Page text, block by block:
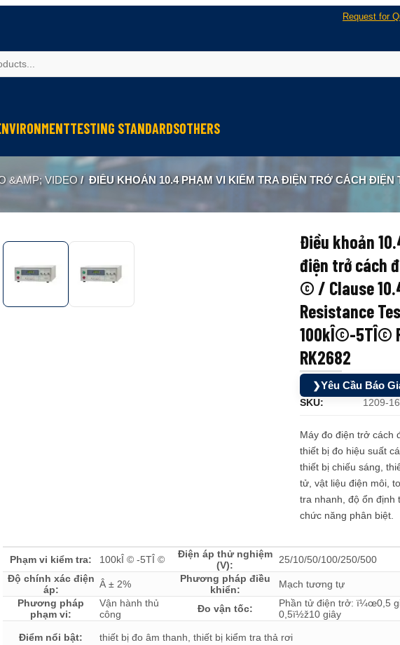
Request for
Weather Testing
Climate & Environment Chamber
Sound & Vibration
TESTING STANDARDS
IEC Testing
Fire Resistance Testing
Sound & Vibration
OTHERS
Cable Testing
Geometry Measurement
Optical Instruments
Ultrasonic Measurement
&AMP; VIDEO / ĐIỀU KHOẢN 10.4 PHẠM VI KIỂM TRA ĐIỆN TRỞ CÁCH ĐIỆN TỪ 100KÎ © -5TÎ © / CLAUSE 10.4 INSULATION RESISTANCE TESTER TEST RANGE FROM 100KÎ©-5TÎ© RK2681
Điều khoản
điện trở cách
© / Clause
Resistance
100kÎ©-5TÎ©
RK2682
❯Yêu Cầu Báo
SKU: 1209-
Máy đo điện trở cách
thiết bị đo hiệu suất
thiết bị chiếu sáng,
tử, vật liệu điện môi,
tra nhanh, độ ổn định
chức năng phân biệt.
Phạm vi kiểm tra: 100kÎ © -5TÎ ©
Điện áp thử nghiệm
(V):
25/10/50/100/250/500
Độ chính xác điện
áp:
Â ± 2%
Phương pháp điều
khiển:
Mạch tương tự
Phương pháp
phạm vi:
Vận hành thủ
công
Đo vận tốc:
Phần tử điện trở: ï¼œ0,5
0,5ï½ž10 giây
Điểm nổi bật: thiết bị đo âm thanh, thiết bị kiểm tra thả rơi